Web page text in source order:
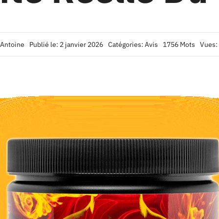
Antoine Publié le: 2 janvier 2026 Catégories: Avis 1756 Mots Vues: